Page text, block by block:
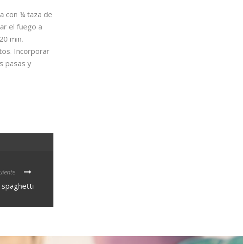
con ¼ taza de
el fuego a
min.
Incorporar
pasas y
spaghetti